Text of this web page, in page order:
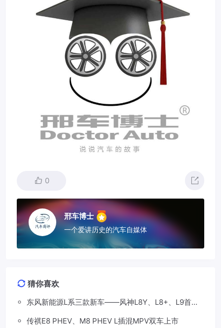
0
邢车博士
一个爱讲历史的汽车自媒体
猜你喜欢
东风新能源L系三款新车——风神L8Y、L8+、L9首发
传祺E8 PHEV、M8 PHEV L插混MPV双车上市